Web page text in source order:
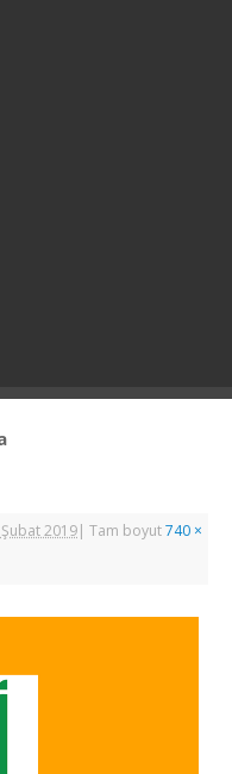
2019| Tam boyut740 ×